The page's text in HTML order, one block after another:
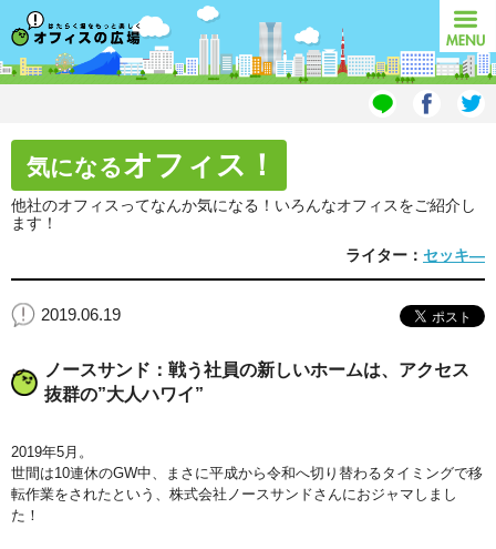
オフィスの広場 MENU
気になるオフィス！
他社のオフィスってなんか気になる！いろんなオフィスをご紹介し
ます！
ライター： セッキ―
2019.06.19
ノースサンド：戦う社員の新しいホームは、アクセス
抜群の”大人ハワイ”
2019年5月。
世間は10連休のGW中、まさに平成から令和へ切り替わるタイミングで移
転作業をされたという、株式会社ノースサンドさんにおジャマしまし
た！